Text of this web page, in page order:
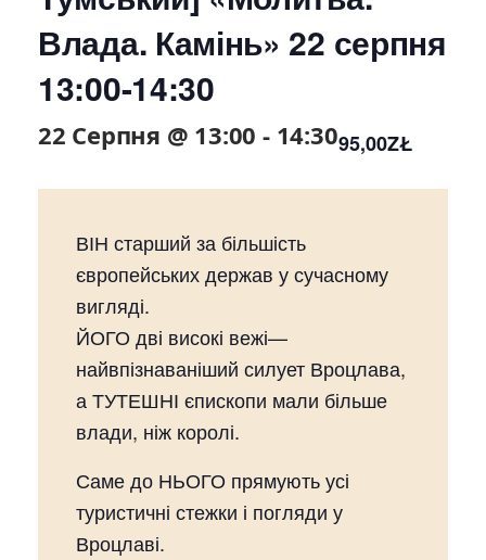
Влада. Камінь» 22 серпня
13:00-14:30
22 Серпня @ 13:00 - 14:3095,00ZŁ
ВІН старший за більшість
європейських держав у сучасному
вигляді.
ЙОГО дві високі вежі—
найвпізнаваніший силует Вроцлава,
а ТУТЕШНІ єпископи мали більше
влади, ніж королі.
Саме до НЬОГО прямують усі
туристичні стежки і погляди у
Вроцлаві.